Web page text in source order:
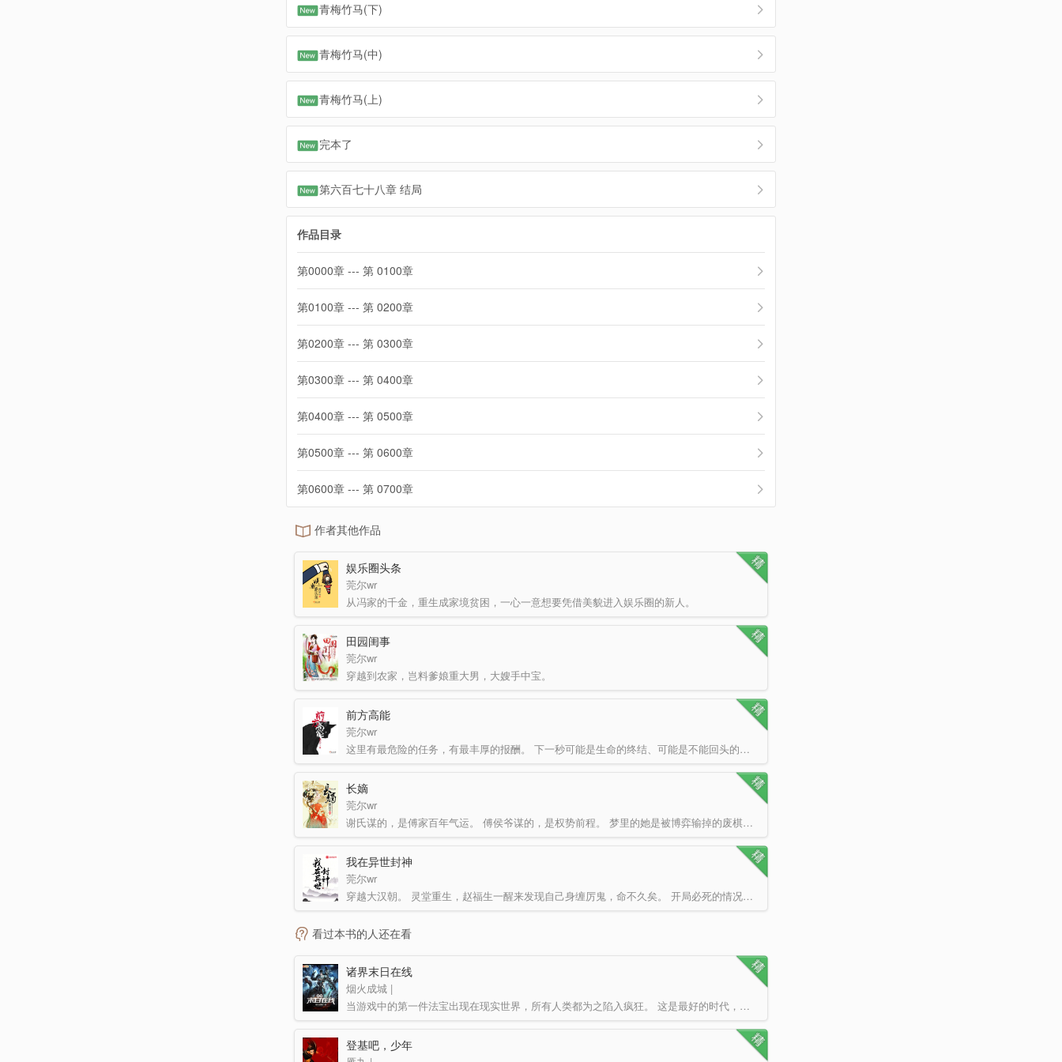
青梅竹马(下)
青梅竹马(中)
青梅竹马(上)
完本了
第六百七十八章 结局
作品目录
第0000章 --- 第 0100章
第0100章 --- 第 0200章
第0200章 --- 第 0300章
第0300章 --- 第 0400章
第0400章 --- 第 0500章
第0500章 --- 第 0600章
第0600章 --- 第 0700章
作者其他作品
娱乐圈头条
莞尔wr
从冯家的千金，重生成家境贫困，一心一意想要凭借美貌进入娱乐圈的新人。
田园闺事
莞尔wr
穿越到农家，岂料爹娘重大男，大嫂手中宝。
且看她，胸有沟壑
…
前方高能
莞尔wr
这里有最危险的任务，有最丰厚的报酬。 下一秒可能是生命的终结、可能是不能回头的深渊，也有可能最后…
长嫡
莞尔wr
谢氏谋的，是傅家百年气运。 傅侯爷谋的，是权势前程。 梦里的她是被博弈输掉的废棋，母亲投寰自…
我在异世封神
莞尔wr
穿越大汉朝。 灵堂重生，赵福生一醒来发现自己身缠厉鬼，命不久矣。 开局必死的情况下，她绝境逢生，…
看过本书的人还在看
诸界末日在线
烟火成城 |
当游戏中的第一件法宝出现在现实世界，所有人类都为之陷入疯狂。 这是最好的时代，人们进入游戏，将装…
登基吧，少年